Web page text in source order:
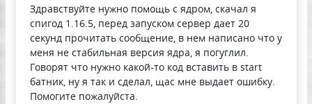
Здравствуйте нужно помощь с ядром, скачал я
спигод 1.16.5, перед запуском сервер дает 20
секунд прочитать сообщение, в нем написано что у
меня не стабильная версия ядра, я погуглил.
Говорят что нужно какой-то код вставить в start
батник, ну я так и сделал, щас мне выдает ошибку.
Помогите пожалуйста.